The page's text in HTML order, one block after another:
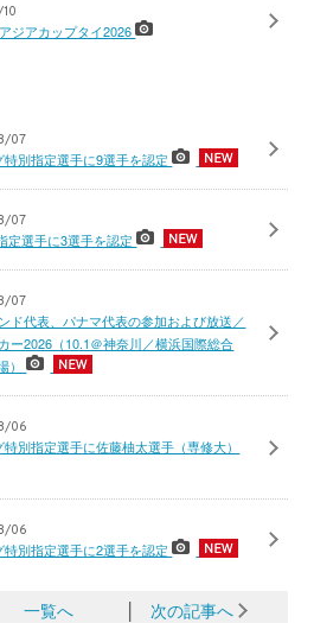
ジアカップタイ2026
07
特別指定選手に9選手を認定
07
定選手に3選手を認定
07
ド代表、パナマ代表の参加および放送／
2026（10.1＠神奈川／横浜国際総合
）
06
別指定選手に佐藤柚太選手（専修大）
06
特別指定選手に2選手を認定
一覧へ │ 次の記事へ